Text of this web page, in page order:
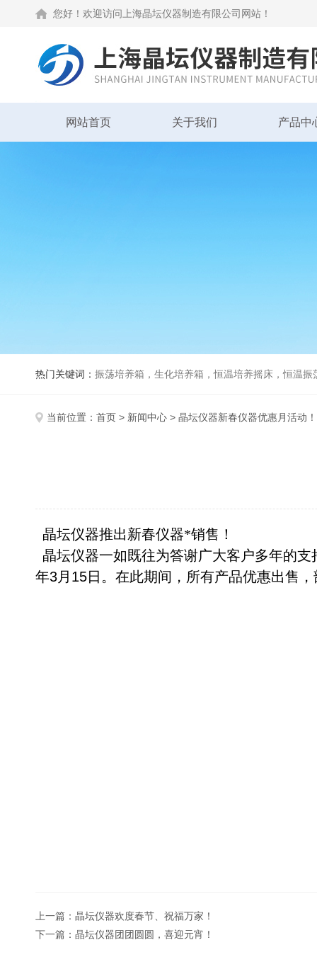
您好！欢迎访问上海晶坛仪器制造有限公司网站！
网站首页 关于我们 产品中
热门关键词： 振荡培养箱，生化培养箱，恒温培养摇床，恒温振荡器
当前位置： 首页 > 新闻中心 > 晶坛仪器新春仪器优惠月活动！
晶坛仪器推出新春仪器*销售！
晶坛仪器一如既往为答谢广大客户多年的支
年3月 15日。在此期间，所有产品优惠出售
上一篇： 晶坛仪器欢度春节、祝福万家！
下一篇： 晶坛仪器团团圆圆，喜迎元宵！